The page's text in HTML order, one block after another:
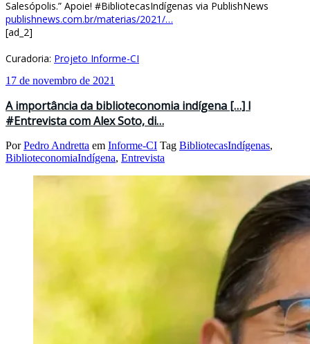
Salesópolis.” Apoie! #BibliotecasIndígenas via PublishNews
publishnews.com.br/materias/2021/…
[ad_2]
Curadoria: Projeto Informe-CI
17 de novembro de 2021
A importância da biblioteconomia indígena […] l
#Entrevista com Alex Soto, di…
PorPedro Andretta em Informe-CI Tag BibliotecasIndígenas,
BiblioteconomiaIndígena, Entrevista